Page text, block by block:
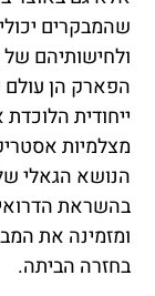
שהמבקרים
ולחישותיהם
הפארק הן
ייחודית
מצלמיות
הנושא הגאלי
בהשראת
ומזמינה את
בחזרה הביתה.